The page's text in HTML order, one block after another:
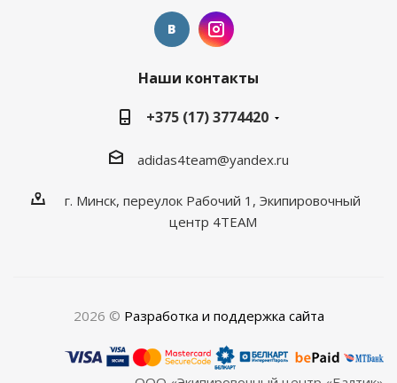
Наши контакты
+375 (17) 3774420
adidas4team@yandex.ru
г. Минск, переулок Рабочий 1, Экипировочный
центр 4TEAM
2026 © Разработка и поддержка сайта